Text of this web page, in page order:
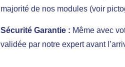
majorité de nos modules (voir
Sécurité Garantie : Même avec
validée par notre expert avant